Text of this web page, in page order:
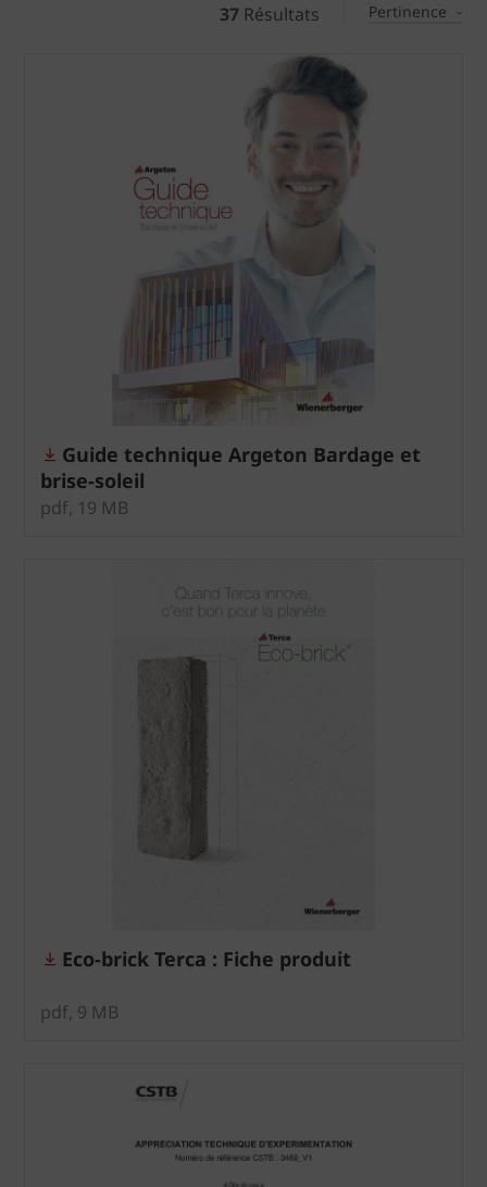
37 Résultats Pertinence
Guide technique Argeton Bardage et
brise-soleil
pdf, 19 MB
Eco-brick Terca : Fiche produit
pdf, 9 MB